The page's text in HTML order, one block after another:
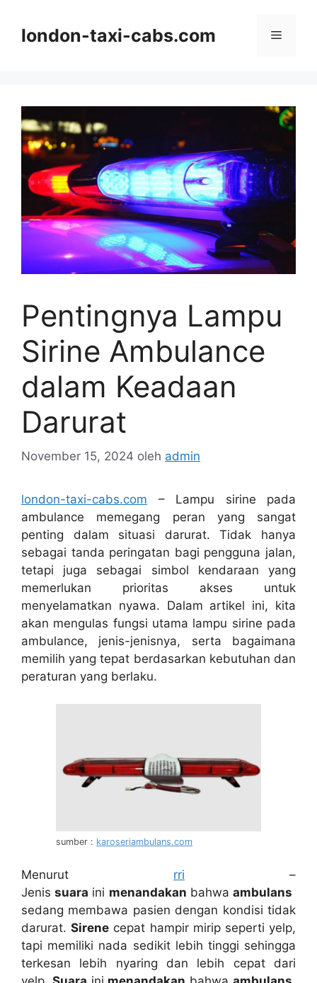
london-taxi-cabs.com Menu
Pentingnya Lampu
Sirine Ambulance
dalam Keadaan
Darurat
November 15, 2024 oleh admin
london-taxi-cabs.com – Lampu sirine pada
ambulance memegang peran yang sangat
penting dalam situasi darurat. Tidak hanya
sebagai tanda peringatan bagi pengguna jalan,
tetapi juga sebagai simbol kendaraan yang
memerlukan prioritas akses untuk
menyelamatkan nyawa. Dalam artikel ini, kita
akan mengulas fungsi utama lampu sirine pada
ambulance, jenis-jenisnya, serta bagaimana
memilih yang tepat berdasarkan kebutuhan dan
peraturan yang berlaku.
sumber : karoseriambulans.com
Menurut rri –
Jenissuara ini menandakan bahwaambulans
sedang membawa pasien dengan kondisi tidak
darurat.Sirene cepat hampir mirip seperti yelp,
tapi memiliki nada sedikit lebih tinggi sehingga
terkesan lebih nyaring dan lebih cepat dari